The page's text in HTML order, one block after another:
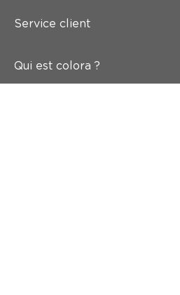
Service client
Qui est colora ?